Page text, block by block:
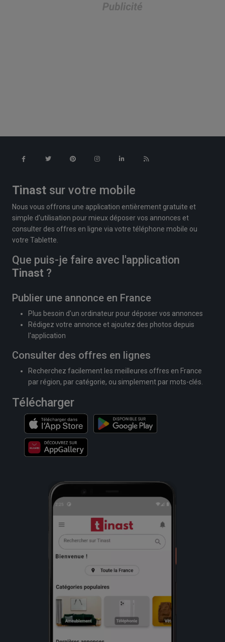
Tinast sur votre mobile
Nous vous offrons une application entièrement gratuite et
simple d'utilisation pour mieux déposer vos annonces et
consulter des offres en ligne via votre téléphone mobile ou
votre Tablette.
Que puis-je faire avec l'application
Tinast ?
Publier une annonce en France
Plus besoin d'un ordinateur pour déposer vos annonces
Rédigez votre annonce et ajoutez des photos depuis
l'application
Consulter des offres en lignes
Recherchez facilement les meilleures offres en France
par région, par catégorie, ou simplement par mots-clés.
Télécharger